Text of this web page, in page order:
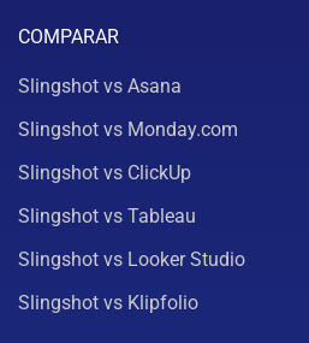
COMPARAR
Slingshot vs Asana
Slingshot vs Monday.com
Slingshot vs ClickUp
Slingshot vs Tableau
Slingshot vs Looker Studio
Slingshot vs Klipfolio